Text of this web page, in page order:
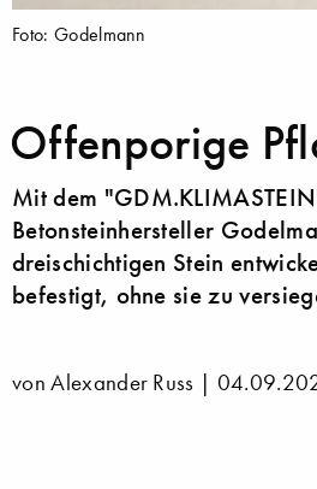
Foto: Godelmann
Offenporige
Mit dem
Betonsteinhersteller
dreischichtigen Stein
befestigt, ohne sie zu
von Alexander Russ |